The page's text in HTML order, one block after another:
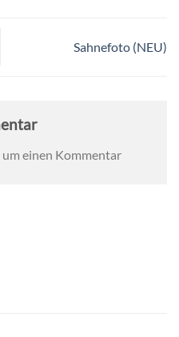
Sahnefoto (NEU)
um einen Kommentar